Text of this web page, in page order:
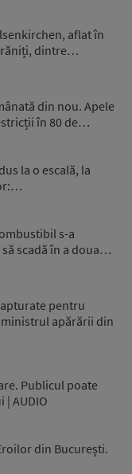
aflat în
răniți, dintre…
din nou. Apele
în 80 de…
la o escală, la
s-a
scadă în a doua…
pentru
apărării din
Publicul poate
AUDIO
din București.